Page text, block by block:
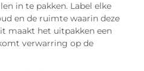
in te pakken. Label elke
en de ruimte waarin deze
maakt het uitpakken een
verwarring op de